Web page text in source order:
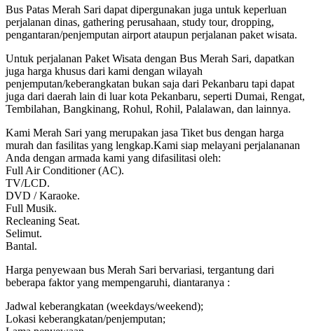
Bus Patas Merah Sari dapat dipergunakan juga untuk keperluan
perjalanan dinas, gathering perusahaan, study tour, dropping,
pengantaran/penjemputan airport ataupun perjalanan paket wisata.
Untuk perjalanan Paket Wisata dengan Bus Merah Sari, dapatkan
juga harga khusus dari kami dengan wilayah
penjemputan/keberangkatan bukan saja dari Pekanbaru tapi dapat
juga dari daerah lain di luar kota Pekanbaru, seperti Dumai, Rengat,
Tembilahan, Bangkinang, Rohul, Rohil, Palalawan, dan lainnya.
Kami Merah Sari yang merupakan jasa Tiket bus dengan harga
murah dan fasilitas yang lengkap.Kami siap melayani perjalananan
Anda dengan armada kami yang difasilitasi oleh:
Full Air Conditioner (AC).
TV/LCD.
DVD / Karaoke.
Full Musik.
Recleaning Seat.
Selimut.
Bantal.
Harga penyewaan bus Merah Sari bervariasi, tergantung dari
beberapa faktor yang mempengaruhi, diantaranya :
Jadwal keberangkatan (weekdays/weekend);
Lokasi keberangkatan/penjemputan;